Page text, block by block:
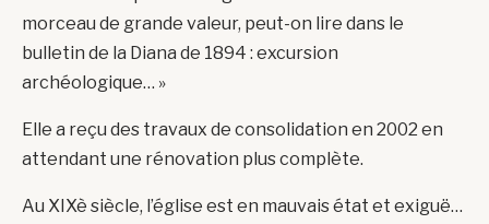
morceau de grande valeur, peut-on lire dans le
bulletin de la Diana de 1894 : excursion
archéologique… »
Elle a reçu des travaux de consolidation en 2002 en
attendant une rénovation plus complète.
Au XIXè siècle, l’église est en mauvais état et exiguë…